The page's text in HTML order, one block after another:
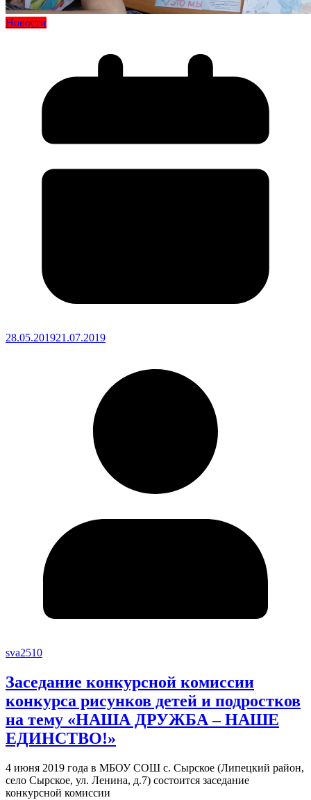
Новости
28.05.201921.07.2019
sva2510
Заседание конкурсной комиссии
конкурса рисунков детей и подростков
на тему «НАША ДРУЖБА – НАШЕ
ЕДИНСТВО!»
4 июня 2019 года в МБОУ СОШ с. Сырское (Липецкий район,
село Сырское, ул. Ленина, д.7) состоится заседание
конкурсной комиссии